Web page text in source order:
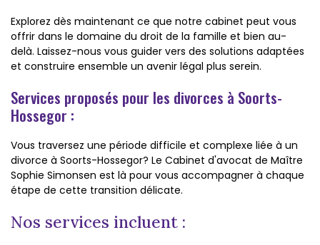
Explorez dès maintenant ce que notre cabinet peut vous
offrir dans le domaine du droit de la famille et bien au-
delà. Laissez-nous vous guider vers des solutions adaptées
et construire ensemble un avenir légal plus serein.
Services proposés pour les divorces à Soorts-
Hossegor :
Vous traversez une période difficile et complexe liée à un
divorce à Soorts-Hossegor? Le Cabinet d'avocat de Maître
Sophie Simonsen est là pour vous accompagner à chaque
étape de cette transition délicate.
Nos services incluent :